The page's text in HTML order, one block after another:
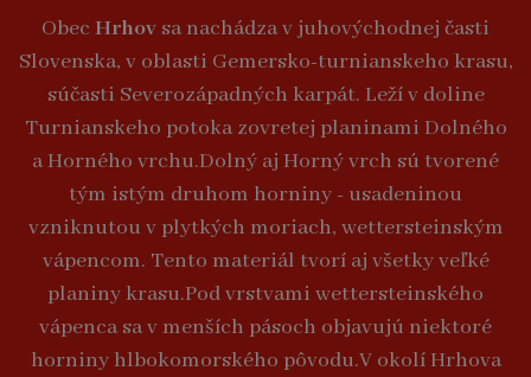
Obec Hrhov sa nachádza v juhovýchodnej časti
Slovenska, v oblasti Gemersko-turnianskeho krasu,
súčasti Severozápadných karpát. Leží v doline
Turnianskeho potoka zovretej planinami Dolného
a Horného vrchu.Dolný aj Horný vrch sú tvorené
tým istým druhom horniny - usadeninou
vzniknutou v plytkých moriach, wettersteinským
vápencom. Tento materiál tvorí aj všetky veľké
planiny krasu.Pod vrstvami wettersteinského
vápenca sa v menších pásoch objavujú niektoré
horniny hlbokomorského pôvodu.V okolí Hrhova